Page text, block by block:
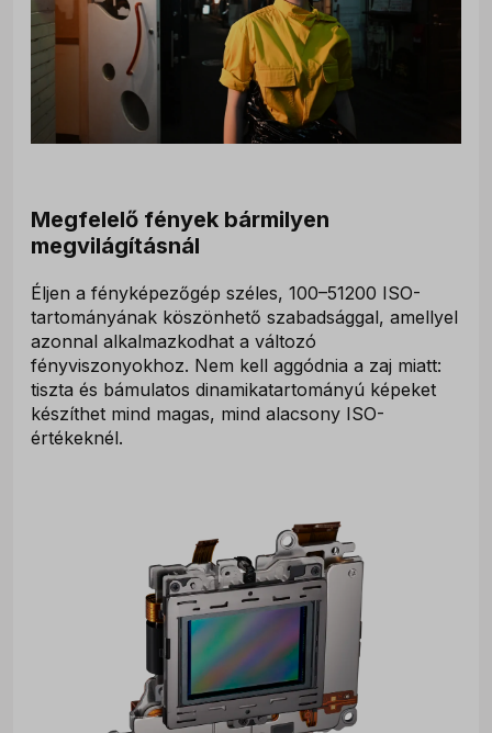
Megfelelő fények bármilyen
megvilágításnál
Éljen a fényképezőgép széles, 100–51200 ISO-
tartományának köszönhető szabadsággal, amellyel
azonnal alkalmazkodhat a változó
fényviszonyokhoz. Nem kell aggódnia a zaj miatt:
tiszta és bámulatos dinamikatartományú képeket
készíthet mind magas, mind alacsony ISO-
értékeknél.